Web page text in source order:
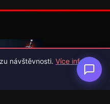
Novinky, recenze a česko-
her.
návštěvnosti. Více info